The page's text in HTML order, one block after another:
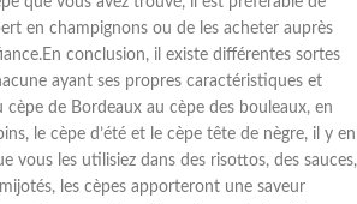
en champignons ou de les acheter auprès
conclusion, il existe différentes sortes
ayant ses propres caractéristiques et
de Bordeaux au cèpe des bouleaux, en
le cèpe d’été et le cèpe tête de nègre, il y en
vous les utilisiez dans des risottos, des sauces,
les cèpes apporteront une saveur